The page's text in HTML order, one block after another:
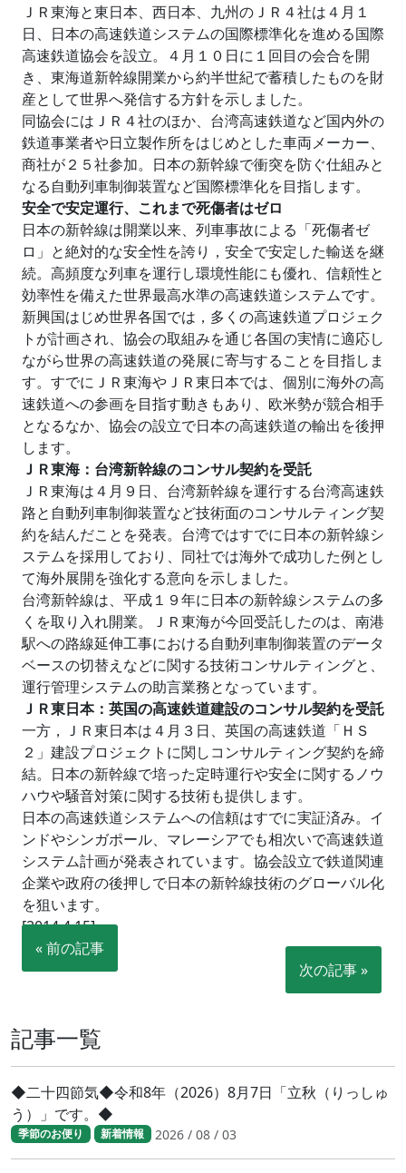
ＪＲ東海と東日本、西日本、九州のＪＲ４社は４月１
日、日本の高速鉄道システムの国際標準化を進める国際
高速鉄道協会を設立。４月１０日に１回目の会合を開
き、東海道新幹線開業から約半世紀で蓄積したものを財
産として世界へ発信する方針を示しました。
同協会にはＪＲ４社のほか、台湾高速鉄道など国内外の
鉄道事業者や日立製作所をはじめとした車両メーカー、
商社が２５社参加。日本の新幹線で衝突を防ぐ仕組みと
なる自動列車制御装置など国際標準化を目指します。
安全で安定運行、これまで死傷者はゼロ
日本の新幹線は開業以来、列車事故による「死傷者ゼ
ロ」と絶対的な安全性を誇り，安全で安定した輸送を継
続。高頻度な列車を運行し環境性能にも優れ、信頼性と
効率性を備えた世界最高水準の高速鉄道システムです。
新興国はじめ世界各国では，多くの高速鉄道プロジェク
トが計画され、協会の取組みを通じ各国の実情に適応し
ながら世界の高速鉄道の発展に寄与することを目指しま
す。すでにＪＲ東海やＪＲ東日本では、個別に海外の高
速鉄道への参画を目指す動きもあり、欧米勢が競合相手
となるなか、協会の設立で日本の高速鉄道の輸出を後押
します。
ＪＲ東海：台湾新幹線のコンサル契約を受託
ＪＲ東海は４月９日、台湾新幹線を運行する台湾高速鉄
路と自動列車制御装置など技術面のコンサルティング契
約を結んだことを発表。台湾ではすでに日本の新幹線シ
ステムを採用しており、同社では海外で成功した例とし
て海外展開を強化する意向を示しました。
台湾新幹線は、平成１９年に日本の新幹線システムの多
くを取り入れ開業。ＪＲ東海が今回受託したのは、南港
駅への路線延伸工事における自動列車制御装置のデータ
ベースの切替えなどに関する技術コンサルティングと、
運行管理システムの助言業務となっています。
ＪＲ東日本：英国の高速鉄道建設のコンサル契約を受託
一方，ＪＲ東日本は４月３日、英国の高速鉄道「ＨＳ
２」建設プロジェクトに関しコンサルティング契約を締
結。日本の新幹線で培った定時運行や安全に関するノウ
ハウや騒音対策に関する技術も提供します。
日本の高速鉄道システムへの信頼はすでに実証済み。イ
ンドやシンガポール、マレーシアでも相次いで高速鉄道
システム計画が発表されています。協会設立で鉄道関連
企業や政府の後押しで日本の新幹線技術のグローバル化
を狙います。
[2014.4.15]
« 前の記事
次の記事 »
記事一覧
◆二十四節気◆令和8年（2026）8月7日「立秋（りっしゅ
う）」です。◆
季節のお便り 新着情報 2026 / 08 / 03